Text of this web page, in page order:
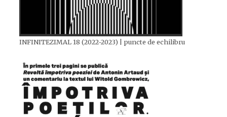
INFINITEZIMAL 18 (2022-2023) | puncte de echilibru